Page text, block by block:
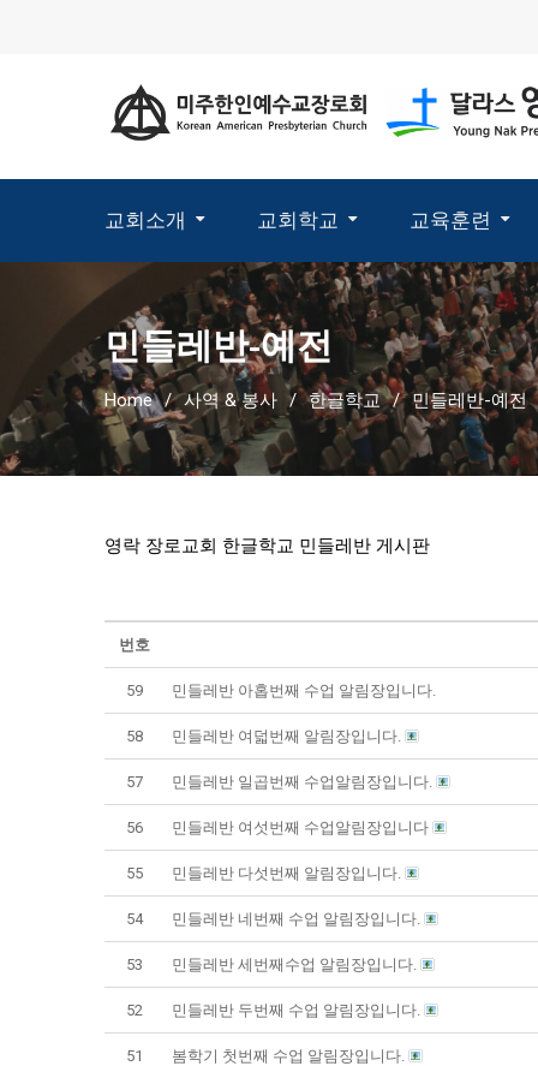
교회소개 교회학교 교육훈련
민들레반-예전
Home 사역 & 봉사 한글학교 민들레반-예전
영락 장로교회 한글학교 민들레반 게시판
번호
59 민들레반 아홉번째 수업 알림장입니다.
58 민들레반 여덟번째 알림장입니다.
57 민들레반 일곱번째 수업알림장입니다.
56 민들레반 여섯번째 수업알림장입니다
55 민들레반 다섯번째 알림장입니다.
54 민들레반 네번째 수업 알림장입니다.
53 민들레반 세번째수업 알림장입니다.
52 민들레반 두번째 수업 알림장입니다.
51 봄학기 첫번째 수업 알림장입니다.